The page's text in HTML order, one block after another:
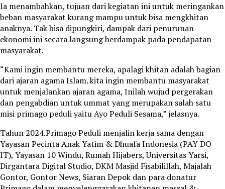
Ia menambahkan, tujuan dari kegiatan ini untuk meringankan
beban masyarakat kurang mampu untuk bisa mengkhitan
anaknya. Tak bisa dipungkiri, dampak dari penurunan
ekonomi ini secara langsung berdampak pada pendapatan
masyarakat.
“Kami ingin membantu mereka, apalagi khitan adalah bagian
dari ajaran agama Islam. kita ingin membantu masyarakat
untuk menjalankan ajaran agama, Inilah wujud pergerakan
dan pengabdian untuk ummat yang merupakan salah satu
misi primago peduli yaitu Ayo Peduli Sesama,” jelasnya.
Tahun 2024.Primago Peduli menjalin kerja sama dengan
Yayasan Pecinta Anak Yatim & Dhuafa Indonesia (PAY DO
IT), Yayasan 10 Windu, Rumah Hijabers, Universitas Yarsi,
Dirgantara Digital Studio, DKM Masjid Fisabilillah, Majalah
Gontor, Gontor News, Siaran Depok dan para donatur